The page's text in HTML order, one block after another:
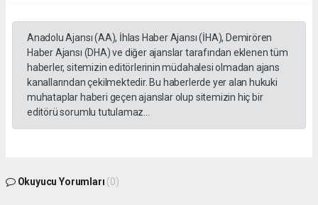
Anadolu Ajansı (AA), İhlas Haber Ajansı (İHA), Demirören
Haber Ajansı (DHA) ve diğer ajanslar tarafından eklenen tüm
haberler, sitemizin editörlerinin müdahalesi olmadan ajans
kanallarından çekilmektedir. Bu haberlerde yer alan hukuki
muhataplar haberi geçen ajanslar olup sitemizin hiç bir
editörü sorumlu tutulamaz...
Okuyucu Yorumları (0)